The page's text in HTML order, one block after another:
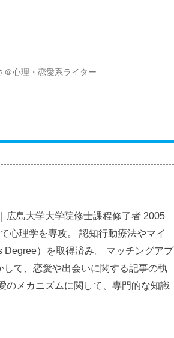
＠心理・恋愛系ライター
広島大学大学院修士課程修了者 2005
心理学を専攻。 認知行動療法やマイ
Degree）を取得済み。 マッチングアプ
て、恋愛や出会いに関する記事の執
のメカニズムに関して、専門的な知識